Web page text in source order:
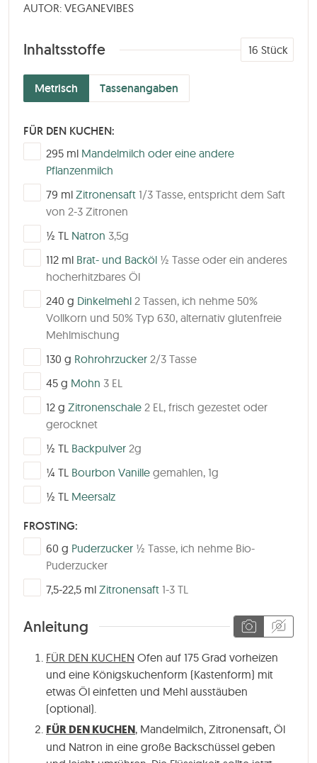
AUTOR: VEGANEVIBES
Inhaltsstoffe
Metrisch Tassenangaben
16 Stück
FÜR DEN KUCHEN:
▢
295 ml Mandelmilch oder eine andere
Pflanzenmilch
▢
79 ml Zitronensaft 1/3 Tasse, entspricht dem Saft
von 2-3 Zitronen
▢
½ TL Natron 3,5g
▢
112 ml Brat- und Backöl ½ Tasse oder ein anderes
hocherhitzbares Öl
▢
240 g Dinkelmehl 2 Tassen, ich nehme 50%
Vollkorn und 50% Typ 630, alternativ glutenfreie
Mehlmischung
▢
130 g Rohrohrzucker 2/3 Tasse
▢
45 g Mohn 3 EL
▢
12 g Zitronenschale 2 EL, frisch gezestet oder
gerocknet
▢
½ TL Backpulver 2g
▢
¼ TL Bourbon Vanille gemahlen, 1g
▢
½ TL Meersalz
FROSTING:
▢
60 g Puderzucker ½ Tasse, ich nehme Bio-
Puderzucker
▢
7,5-22,5 ml Zitronensaft 1-3 TL
Anleitung
FÜR DEN KUCHEN Ofen auf 175 Grad vorheizen
und eine Königskuchenform (Kastenform) mit
etwas Öl einfetten und Mehl ausstäuben
(optional).
FÜR DEN KUCHEN, Mandelmilch, Zitronensaft, Öl
und Natron in eine große Backschüssel geben